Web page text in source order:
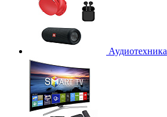
Аудиотехника